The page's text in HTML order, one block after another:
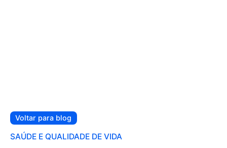
Voltar para blog
SAÚDE E QUALIDADE DE VIDA